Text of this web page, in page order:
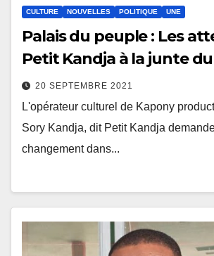
CULTURE NOUVELLES POLITIQUE UNE
Palais du peuple : Les
Petit Kandja à la junte du
20 SEPTEMBRE 2021
L'opérateur culturel de Kapony
Sory Kandja, dit Petit Kandja
changement dans...